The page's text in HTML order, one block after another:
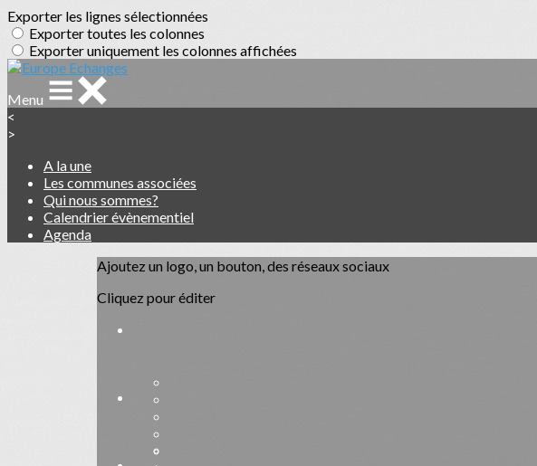
Exporter les lignes sélectionnées
Exporter toutes les colonnes
Exporter uniquement les colonnes affichées
Menu
<
>
A la une
Les communes associées
Qui nous sommes?
Calendrier évènementiel
Agenda
Ajoutez un logo, un bouton, des réseaux sociaux
Cliquez pour éditer